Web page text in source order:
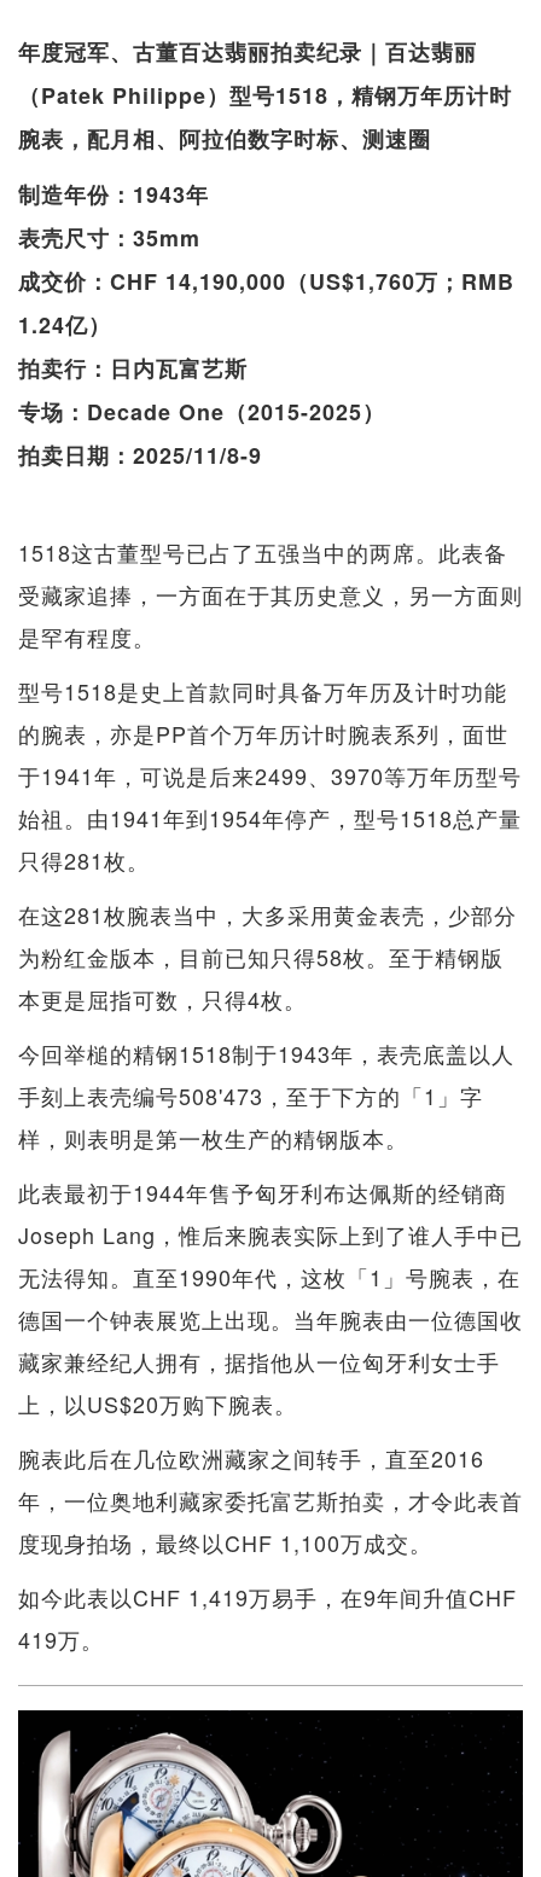
年度冠军、古董百达翡丽拍卖纪录｜百达翡丽
（Patek Philippe）型号1518，精钢万年历计时
腕表，配月相、阿拉伯数字时标、测速圈
制造年份：1943年
表壳尺寸：35mm
成交价：CHF 14,190,000（US$1,760万；RMB
1.24亿）
拍卖行：日内瓦富艺斯
专场：Decade One（2015-2025）
拍卖日期：2025/11/8-9
1518这古董型号已占了五强当中的两席。此表备
受藏家追捧，一方面在于其历史意义，另一方面则
是罕有程度。
型号1518是史上首款同时具备万年历及计时功能
的腕表，亦是PP首个万年历计时腕表系列，面世
于1941年，可说是后来2499、3970等万年历型号
始祖。由1941年到1954年停产，型号1518总产量
只得281枚。
在这281枚腕表当中，大多采用黄金表壳，少部分
为粉红金版本，目前已知只得58枚。至于精钢版
本更是屈指可数，只得4枚。
今回举槌的精钢1518制于1943年，表壳底盖以人
手刻上表壳编号508'473，至于下方的「1」字
样，则表明是第一枚生产的精钢版本。
此表最初于1944年售予匈牙利布达佩斯的经销商
Joseph Lang，惟后来腕表实际上到了谁人手中已
无法得知。直至1990年代，这枚「1」号腕表，在
德国一个钟表展览上出现。当年腕表由一位德国收
藏家兼经纪人拥有，据指他从一位匈牙利女士手
上，以US$20万购下腕表。
腕表此后在几位欧洲藏家之间转手，直至2016
年，一位奥地利藏家委托富艺斯拍卖，才令此表首
度现身拍场，最终以CHF 1,100万成交。
如今此表以CHF 1,419万易手，在9年间升值CHF
419万。